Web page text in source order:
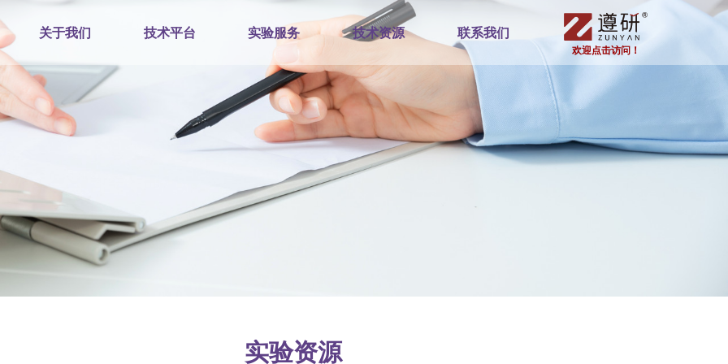
关于我们 技术平台 实验服务 技术资源 联系我们
欢迎点击访问！
实验资源